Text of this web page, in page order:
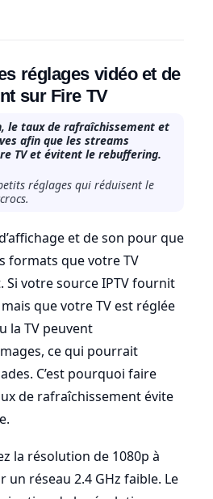
réglages vidéo et de
sur Fire TV
le taux de rafraîchissement et
afin que les streams
TV et évitent le rebuffering.
réglages qui réduisent le
et de son pour que
formats que votre TV
Si votre source IPTV fournit
que votre TV est réglée
la TV peuvent
ce qui pourrait
C’est pourquoi faire
de rafraîchissement évite
la résolution de 1080p à
réseau 2.4 GHz faible. Le